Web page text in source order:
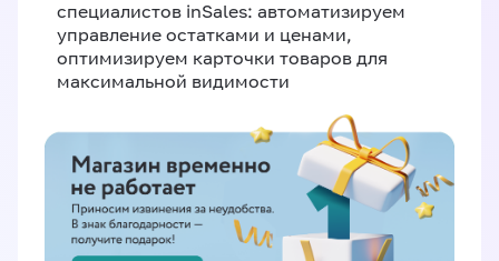
специалистов inSales: автоматизируем
управление остатками и ценами,
оптимизируем карточки товаров для
максимальной видимости